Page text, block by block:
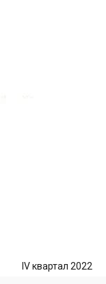
IV квартал 2022